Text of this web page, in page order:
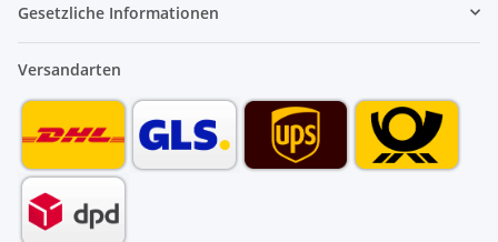
Gesetzliche Informationen
Versandarten